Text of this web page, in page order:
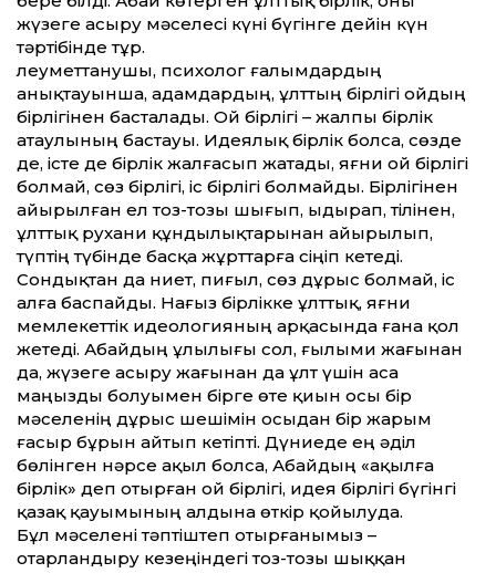
жүзеге асыру мәселесі күні бүгінге де­йін күн
тәртібінде тұр.
Әлеумет­танушы, психолог ғалымдардың
анықтауынша, адамдардың, ұлт­тың бірлігі ойдың
бірлігінен басталады. Ой бірлігі – жалпы бірлік
атаулының бастауы. Идеялық бірлік болса, сөзде
де, істе де бірлік жалғасып жатады, яғни ой бірлігі
болмай, сөз бірлігі, іс бірлігі болмайды. Бірлігінен
айырылған ел тоз-тозы шығып, ыдырап, тілінен,
ұлт­тық рухани құндылықтарынан айырылып,
түптің түбінде басқа жұрт­тарға сіңіп кетеді.
Сондықтан да ниет, пиғыл, сөз дұрыс болмай, іс
алға баспайды. Нағыз бірлікке ұлт­тық, яғни
мемлекет­тік идео­логияның арқасында ғана қол
жетеді. Абайдың ұлылығы сол, ғылыми жағынан
да, жүзеге асыру жағынан да ұлт үшін аса
маңызды болуымен бірге өте қиын осы бір
мәселенің дұрыс шешімін осыдан бір жарым
ғасыр бұрын айтып кетіпті. Дүниеде ең әділ
бөлінген нәрсе ақыл болса, Абайдың «ақылға
бірлік» деп отырған ой бірлігі, идея бірлігі бүгінгі
қазақ қауымының алдына өткір қойылуда.
Бұл мәселені тәптіштеп отырғанымыз –
отарландыру кезеңіндегі тоз-тозы шыққан